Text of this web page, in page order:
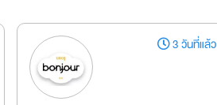
3 วันที่แล้ว